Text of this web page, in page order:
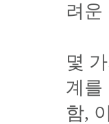
려운
몇
계를
함,